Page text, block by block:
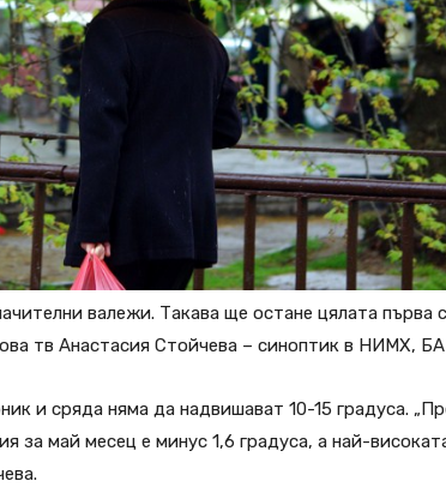
валежи. Такава ще остане цялата първа
тв Анастасия Стойчева – синоптик в НИМХ,
и сряда няма да надвишават 10-15 градуса.
за май месец е минус 1,6 градуса, а най-